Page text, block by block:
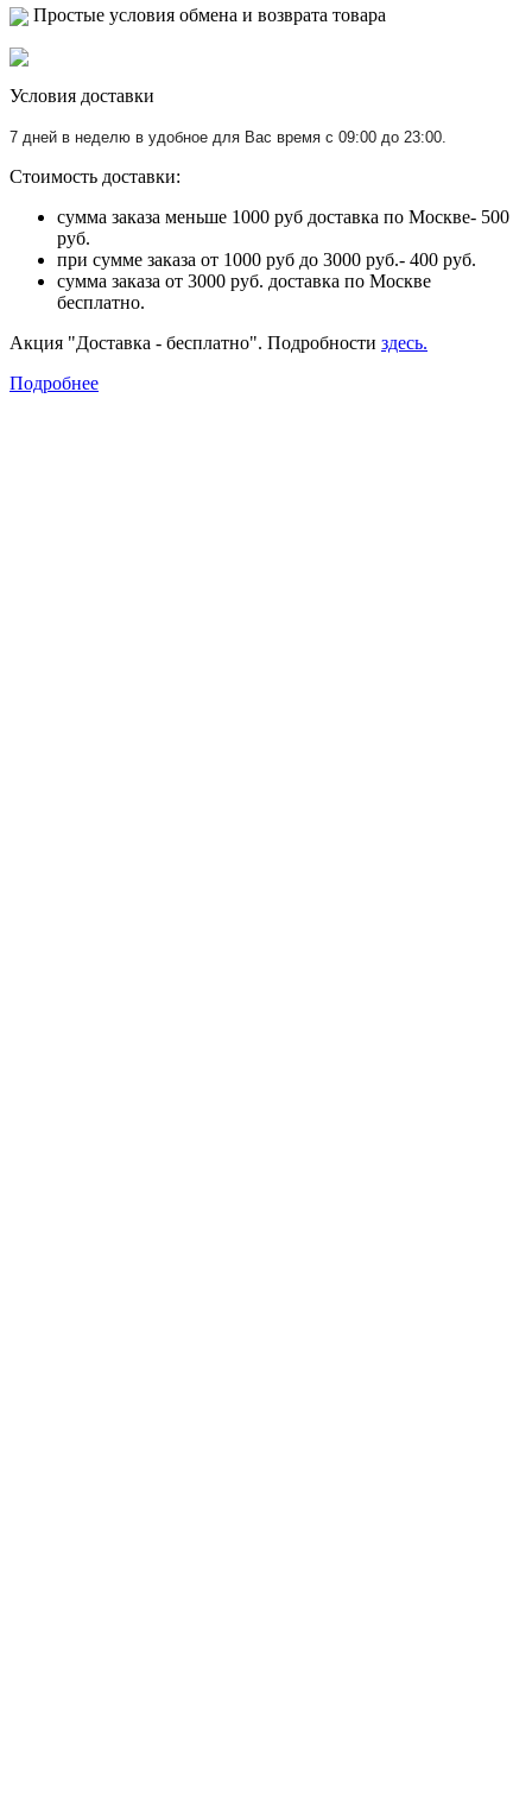
Простые условия обмена и возврата товара
Условия доставки
7 дней в неделю в удобное для Вас время с 09:00 до 23:00.
Стоимость доставки:
сумма заказа меньше 1000 руб доставка по Москве- 500
руб.
при сумме заказа от 1000 руб до 3000 руб.- 400 руб.
сумма заказа от 3000 руб. доставка по Москве
бесплатно.
Акция "Доставка - бесплатно". Подробности здесь.
Подробнее